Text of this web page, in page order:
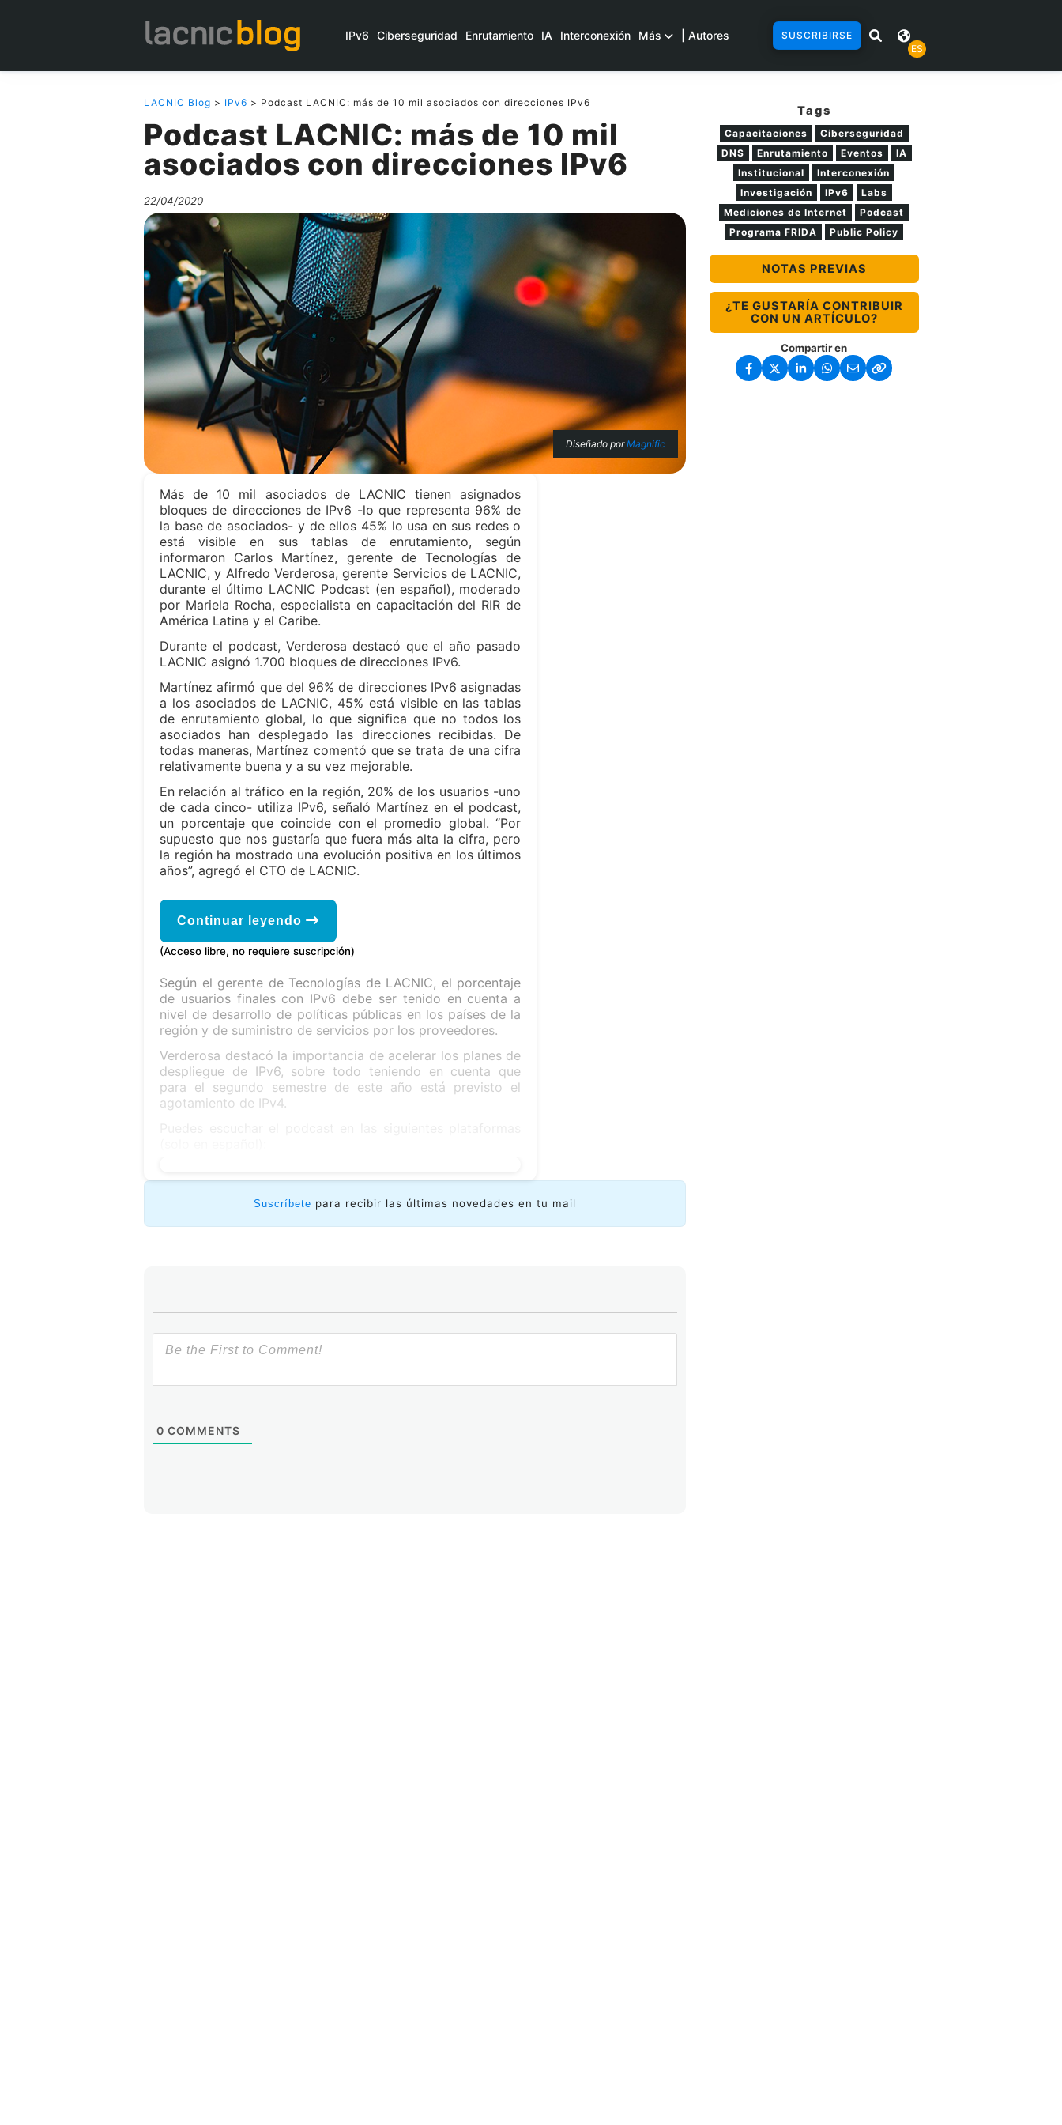
IPv6 Ciberseguridad Enrutamiento IA Interconexión Más | Autores
SUSCRIBIRSE
ES
LACNIC Blog > IPv6 > Podcast LACNIC: más de 10 mil asociados con direcciones IPv6
Podcast LACNIC: más de 10 mil
asociados con direcciones IPv6
22/04/2020
Diseñado porMagnific
Más de 10 mil asociados de LACNIC tienen asignados
bloques de direcciones de IPv6 -lo que representa 96% de
la base de asociados- y de ellos 45% lo usa en sus redes o
está visible en sus tablas de enrutamiento, según
informaron Carlos Martínez, gerente de Tecnologías de
LACNIC, y Alfredo Verderosa, gerente Servicios de LACNIC,
durante el último LACNIC Podcast (en español), moderado
por Mariela Rocha, especialista en capacitación del RIR de
América Latina y el Caribe.
Durante el podcast, Verderosa destacó que el año pasado
LACNIC asignó 1.700 bloques de direcciones IPv6.
Martínez afirmó que del 96% de direcciones IPv6 asignadas
a los asociados de LACNIC, 45% está visible en las tablas
de enrutamiento global, lo que significa que no todos los
asociados han desplegado las direcciones recibidas. De
todas maneras, Martínez comentó que se trata de una cifra
relativamente buena y a su vez mejorable.
En relación al tráfico en la región, 20% de los usuarios -uno
de cada cinco- utiliza IPv6, señaló Martínez en el podcast,
un porcentaje que coincide con el promedio global. “Por
supuesto que nos gustaría que fuera más alta la cifra, pero
la región ha mostrado una evolución positiva en los últimos
años”, agregó el CTO de LACNIC.
Continuar leyendo
(Acceso libre, no requiere suscripción)
Según el gerente de Tecnologías de LACNIC, el porcentaje
de usuarios finales con IPv6 debe ser tenido en cuenta a
nivel de desarrollo de políticas públicas en los países de la
región y de suministro de servicios por los proveedores.
Verderosa destacó la importancia de acelerar los planes de
despliegue de IPv6, sobre todo teniendo en cuenta que
para el segundo semestre de este año está previsto el
agotamiento de IPv4.
Suscríbete para recibir las últimas novedades en tu mail
0 COMMENTS
Tags
Capacitaciones
Ciberseguridad
DNS
Enrutamiento Eventos
IA
Institucional
Interconexión
Investigación
IPv6
Labs
Mediciones de Internet
Podcast
Programa FRIDA
Public Policy
NOTAS PREVIAS
¿TE GUSTARÍA CONTRIBUIR
CON UN ARTÍCULO?
Compartir en